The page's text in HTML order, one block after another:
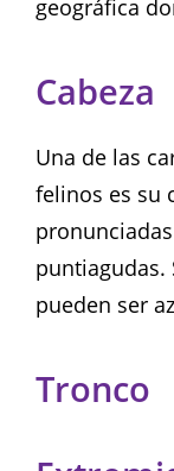
geográfica
Cabeza
Una de las
felinos es su
puntiagudas.
pueden ser
Tronco